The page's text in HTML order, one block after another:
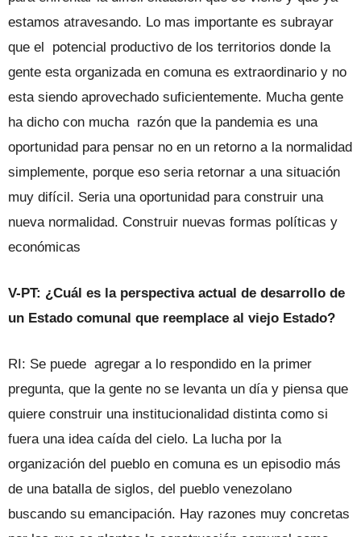
estamos atravesando. Lo mas importante es subrayar
que el potencial productivo de los territorios donde la
gente esta organizada en comuna es extraordinario y no
esta siendo aprovechado suficientemente. Mucha gente
ha dicho con mucha razón que la pandemia es una
oportunidad para pensar no en un retorno a la normalidad
simplemente, porque eso seria retornar a una situación
muy difícil. Seria una oportunidad para construir una
nueva normalidad. Construir nuevas formas políticas y
económicas
V-PT: ¿Cuál es la perspectiva actual de desarrollo de
un Estado comunal que reemplace al viejo Estado?
RI: Se puede agregar a lo respondido en la primer
pregunta, que la gente no se levanta un día y piensa que
quiere construir una institucionalidad distinta como si
fuera una idea caída del cielo. La lucha por la
organización del pueblo en comuna es un episodio más
de una batalla de siglos, del pueblo venezolano
buscando su emancipación. Hay razones muy concretas